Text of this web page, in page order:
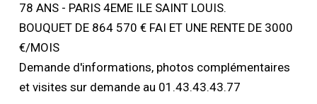
78 ANS - PARIS 4EME ILE SAINT LOUIS.
BOUQUET DE 864 570 € FAI ET UNE RENTE DE 3000
€/MOIS
Demande d'informations, photos complémentaires
et visites sur demande au 01.43.43.43.77